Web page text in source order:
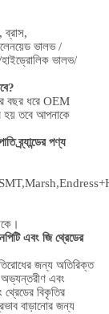
ব্রাস,
ভালভ /
ভালভ/
বছর ধরে OEM
হয় তবে আপনাকে
ব্র্যান্ডের পণ্য
এবং জি থ্রেডের
জন্য অতিরিক্ত
এবং
বিকৃতির
বাড়ানোর জন্য